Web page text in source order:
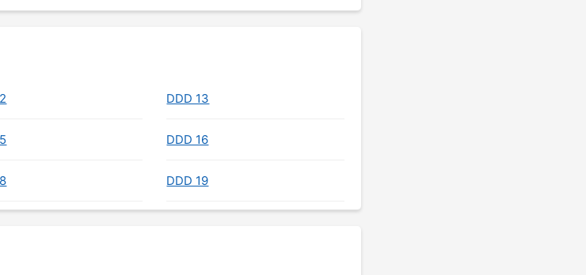
DDD 13
DDD 16
DDD 19